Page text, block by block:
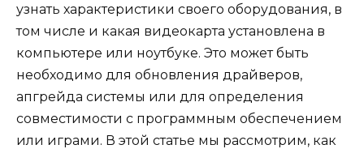
узнать характеристики своего оборудования, в
том числе и какая видеокарта установлена в
компьютере или ноутбуке. Это может быть
необходимо для обновления драйверов,
апгрейда системы или для определения
совместимости с программным обеспечением
или играми. В этой статье мы рассмотрим, как